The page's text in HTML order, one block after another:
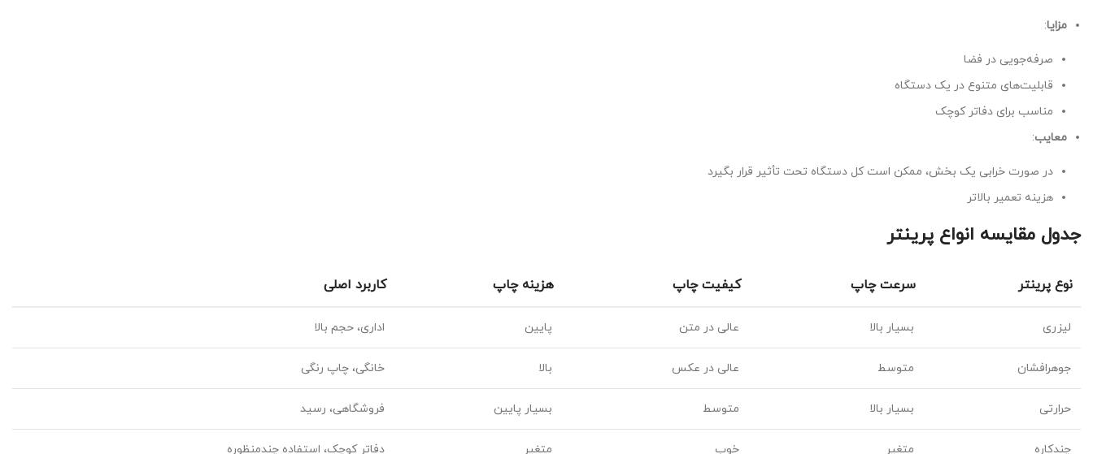
مزایا:
صرفه‌جویی در فضا
قابلیت‌های متنوع در یک دستگاه
مناسب برای دفاتر کوچک
معایب:
در صورت خرابی یک بخش، ممکن است کل دستگاه تحت تأثیر قرار بگیرد
هزینه تعمیر بالاتر
جدول مقایسه انواع پرینتر
نوع پرینتر سرعت چاپ کیفیت چاپ هزینه چاپ کاربرد اصلی
لیزری بسیار بالا عالی در متن پایین اداری، حجم بالا
جوهرافشان متوسط عالی در عکس بالا خانگی، چاپ رنگی
حرارتی بسیار بالا متوسط بسیار پایین فروشگاهی، رسید
چندکاره متغیر خوب متغیر دفاتر کوچک، استفاده چندمنظوره